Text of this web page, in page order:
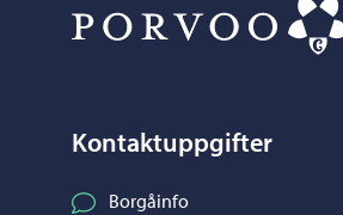
Kontaktuppgifter
Borgåinfo